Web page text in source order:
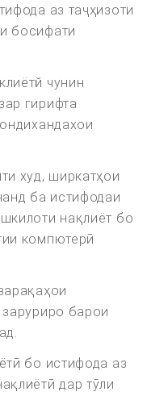
аз таҷҳизоти
босифати
чунин
гирифта
худ, ширкатҳои
ба истифодаи
нақлиёт бо
компютерӣ
барои
бо истифода аз
дар тӯли